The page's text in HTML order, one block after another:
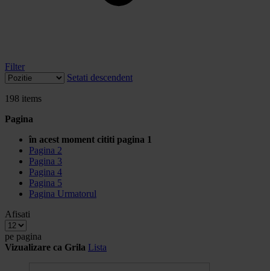
Filter
Setati descendent
198 items
Pagina
în acest moment cititi pagina 1
Pagina 2
Pagina 3
Pagina 4
Pagina 5
Pagina Urmatorul
Afisati
pe pagina
Vizualizare ca Grila Lista